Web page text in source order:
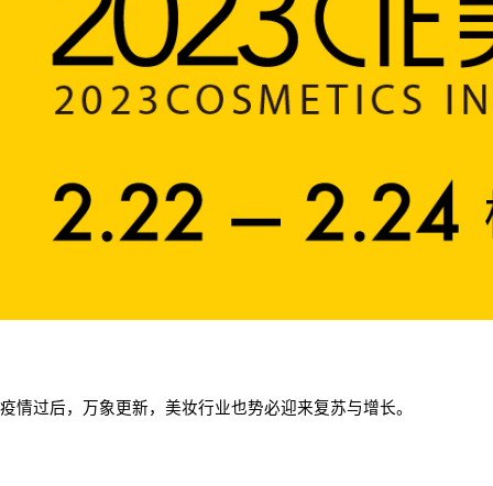
疫情过后，万象更新，美妆行业也势必迎来复苏与增长。